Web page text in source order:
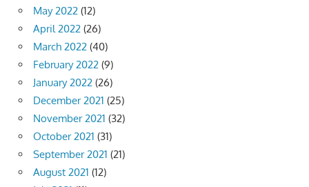
May 2022 (12)
April 2022 (26)
March 2022 (40)
February 2022 (9)
January 2022 (26)
December 2021 (25)
November 2021 (32)
October 2021 (31)
September 2021 (21)
August 2021 (12)